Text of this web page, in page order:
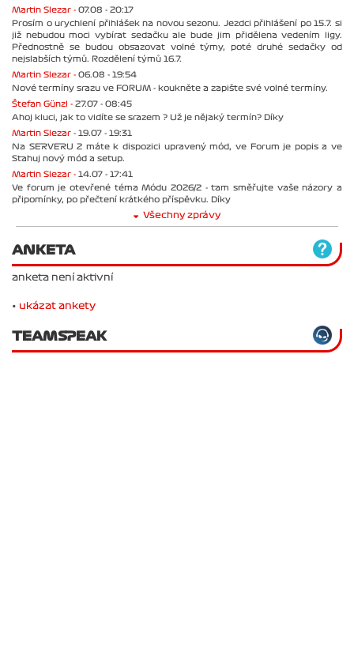
Martin Slezar - 07.08 - 20:17
Prosím o urychlení přihlášek na novou sezonu. Jezdci přihlášení po 15.7. si
již nebudou moci vybírat sedačku ale bude jim přidělena vedením ligy.
Přednostně se budou obsazovat volné týmy, poté druhé sedačky od
nejslabších týmů. Rozdělení týmů 16.7.
Martin Slezar - 06.08 - 19:54
Nové termíny srazu ve FORUM - koukněte a zapište své volné termíny.
Štefan Günzl - 27.07 - 08:45
Ahoj kluci, jak to vidíte se srazem ? Už je nějaký termín? Díky
Martin Slezar - 19.07 - 19:31
Na SERVERU 2 máte k dispozici upravený mód, ve Forum je popis a ve
Stahuj nový mód a setup.
Martin Slezar - 14.07 - 17:41
Ve forum je otevřené téma Módu 2026/2 - tam směřujte vaše názory a
připomínky, po přečtení krátkého příspěvku. Díky
Všechny zprávy
ANKETA
anketa není aktivní
• ukázat ankety
TEAMSPEAK